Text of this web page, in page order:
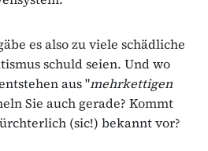
es also zu viele schädliche
schuld seien. Und wo
aus "mehrkettigen
Sie auch gerade? Kommt
(sic!) bekannt vor?